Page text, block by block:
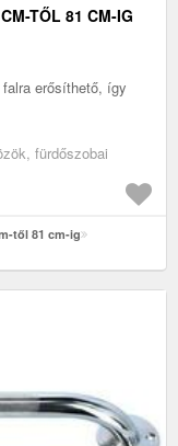
TŐL 81 CM-IG
erősíthető, így
fürdőszobai
től 81 cm-ig